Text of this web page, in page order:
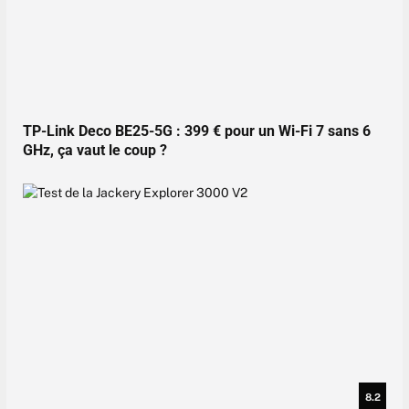
TP-Link Deco BE25-5G : 399 € pour un Wi-Fi 7 sans 6
GHz, ça vaut le coup ?
8.2